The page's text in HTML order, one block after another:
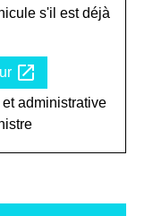
s'il est déjà
open_in_new
administrative